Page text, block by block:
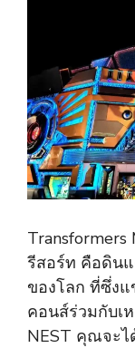
Transformers
รีสอร์ท คือดิน
ของโลก ที่ซึ่ง
คอนส์ร่วมกับเ
NEST คุณจะไ